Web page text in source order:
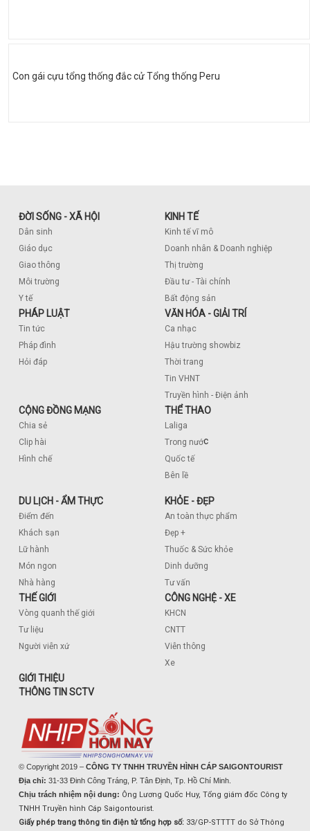
Con gái cựu tổng thống đắc cử Tổng thống Peru
ĐỜI SỐNG - XÃ HỘI
Dân sinh
Giáo dục
Giao thông
Môi trường
Y tế
KINH TẾ
Kinh tế vĩ mô
Doanh nhân & Doanh nghiệp
Thị trường
Đầu tư - Tài chính
Bất động sản
PHÁP LUẬT
Tin tức
Pháp đình
Hỏi đáp
VĂN HÓA - GIẢI TRÍ
Ca nhạc
Hậu trường showbiz
Thời trang
Tin VHNT
Truyền hình - Điện ảnh
CỘNG ĐỒNG MẠNG
Chia sẻ
Clip hài
Hình chế
THỂ THAO
Laliga
Trong nước
Quốc tế
Bên lề
DU LỊCH - ẨM THỰC
Điểm đến
Khách sạn
Lữ hành
Món ngon
Nhà hàng
KHỎE - ĐẸP
An toàn thực phẩm
Đẹp +
Thuốc & Sức khỏe
Dinh dưỡng
Tư vấn
THẾ GIỚI
Vòng quanh thế giới
Tư liệu
Người viễn xứ
CÔNG NGHỆ - XE
KHCN
CNTT
Viễn thông
Xe
GIỚI THIỆU
THÔNG TIN SCTV
© Copyright 2019 – CÔNG TY TNHH TRUYỀN HÌNH CÁP SAIGONTOURIST
Địa chỉ: 31-33 Đinh Công Tráng, P. Tân Định, Tp. Hồ Chí Minh.
Chịu trách nhiệm nội dung: Ông Lương Quốc Huy, Tổng giám đốc Công ty
TNHH Truyền hình Cáp Saigontourist.
Giấy phép trang thông tin điện tử tổng hợp số: 33/GP-STTTT do Sở Thông